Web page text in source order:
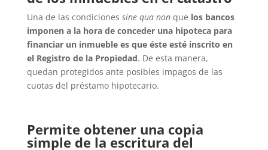
Una de las condiciones sine qua nonque los bancos
imponen a la hora de conceder una hipoteca para
financiar un inmueblees que éste esté inscrito en
el Registro de la Propiedad. De esta manera,
quedan protegidos ante posibles impagos de las
cuotas del préstamo hipotecario.
Permite obtener una copia
simple de la escritura del